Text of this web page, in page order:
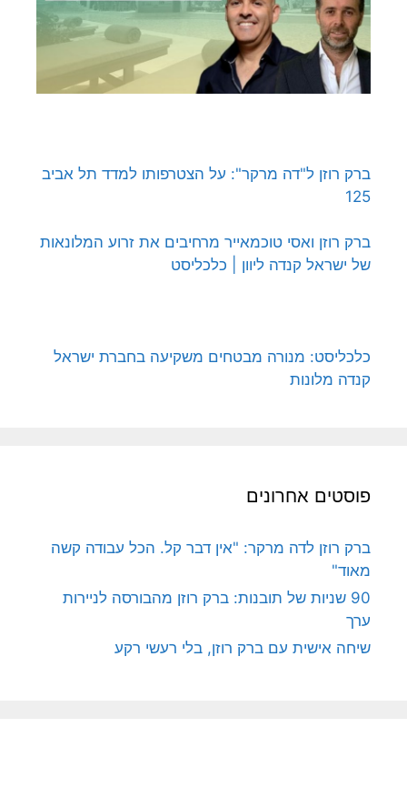
ברק רוזן ל"דה מרקר": על הצטרפותו למדד תל אביב
125
ברק רוזן ואסי טוכמאייר מרחיבים את זרוע המלונאות
של ישראל קנדה ליוון | כלכליסט
כלכליסט: מנורה מבטחים משקיעה בחברת ישראל
קנדה מלונות
פוסטים אחרונים
ברק רוזן לדה מרקר: "אין דבר קל. הכל עבודה קשה
מאוד"
90 שניות של תובנות: ברק רוזן מהבורסה לניירות
ערך
שיחה אישית עם ברק רוזן, בלי רעשי רקע